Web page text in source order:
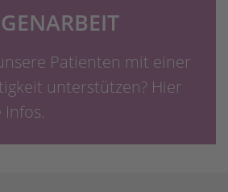
Patienten mit einer
unterstützen? Hier